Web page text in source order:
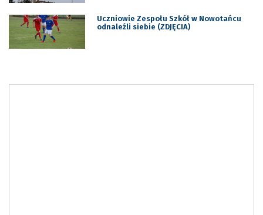
Uczniowie Zespołu Szkół w Nowotańcu
odnaleźli siebie (ZDJĘCIA)